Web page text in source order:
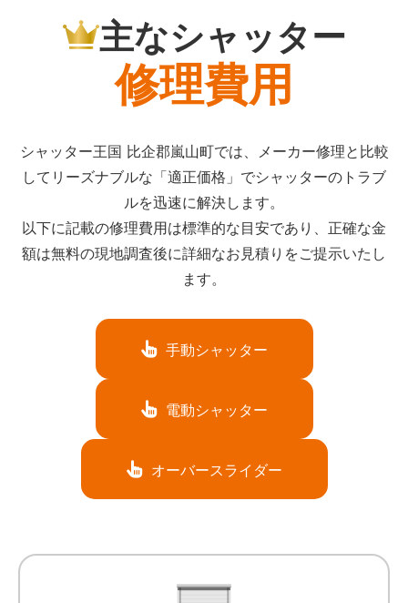
主なシャッター
修理費用
シャッター王国 比企郡嵐山町では、メーカー修理と比較
してリーズナブルな「適正価格」でシャッターのトラブ
ルを迅速に解決します。
以下に記載の修理費用は標準的な目安であり、正確な金
額は無料の現地調査後に詳細なお見積りをご提示いたし
ます。
手動シャッター
電動シャッター
オーバースライダー